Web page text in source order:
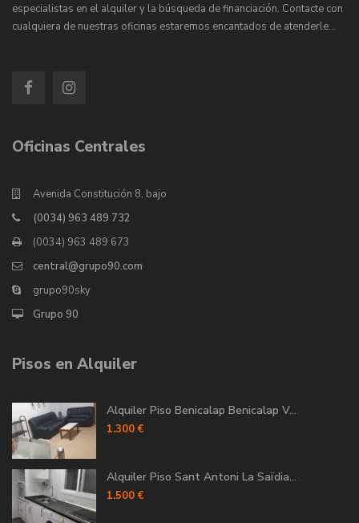
especialistas en el alquiler y la búsqueda de financiación. Contacte con
cualquiera de nuestras oficinas estaremos encantados de atenderle…
Oficinas Centrales
Avenida Constitución 8, bajo
(0034) 963 489 732
(0034) 963 489 673
central@grupo90.com
grupo90sky
Grupo 90
Pisos en Alquiler
Alquiler Piso Benicalap Benicalap V...
1.300 €
Alquiler Piso Sant Antoni La Saïdia...
1.500 €